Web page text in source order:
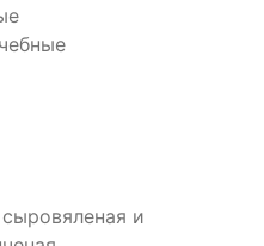
и